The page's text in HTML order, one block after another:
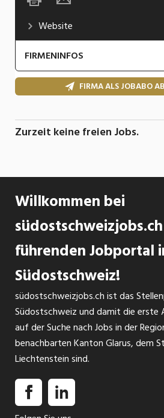
Website
FIRMENINFOS
FIRMA ALS JOBABO
Zurzeit keine freien Jobs.
Willkommen bei
führenden Jobportal
Südostschweiz!
südostschweizjobs.ch ist das
Südostschweiz und damit die erste
auf der Suche nach Jobs in der
benachbarten Kanton Glarus, dem
Liechtenstein sind.